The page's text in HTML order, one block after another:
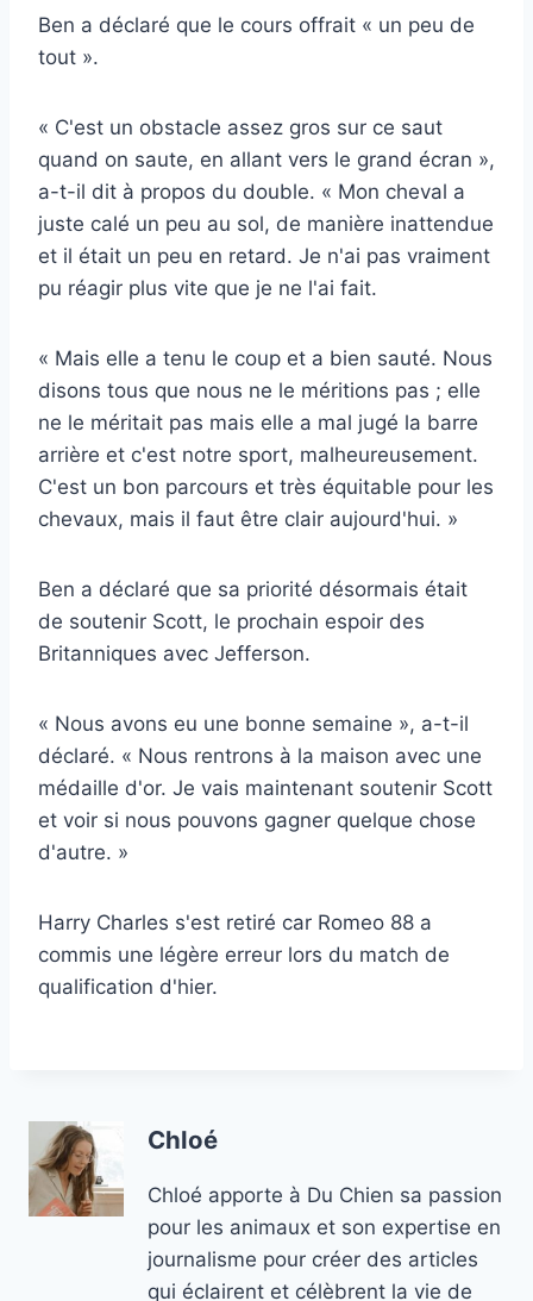
Ben a déclaré que le cours offrait « un peu de
tout ».
« C'est un obstacle assez gros sur ce saut
quand on saute, en allant vers le grand écran »,
a-t-il dit à propos du double. « Mon cheval a
juste calé un peu au sol, de manière inattendue
et il était un peu en retard. Je n'ai pas vraiment
pu réagir plus vite que je ne l'ai fait.
« Mais elle a tenu le coup et a bien sauté. Nous
disons tous que nous ne le méritions pas ; elle
ne le méritait pas mais elle a mal jugé la barre
arrière et c'est notre sport, malheureusement.
C'est un bon parcours et très équitable pour les
chevaux, mais il faut être clair aujourd'hui. »
Ben a déclaré que sa priorité désormais était
de soutenir Scott, le prochain espoir des
Britanniques avec Jefferson.
« Nous avons eu une bonne semaine », a-t-il
déclaré. « Nous rentrons à la maison avec une
médaille d'or. Je vais maintenant soutenir Scott
et voir si nous pouvons gagner quelque chose
d'autre. »
Harry Charles s'est retiré car Romeo 88 a
commis une légère erreur lors du match de
qualification d'hier.
Chloé
Chloé apporte à Du Chien sa passion
pour les animaux et son expertise en
journalisme pour créer des articles
qui éclairent et célèbrent la vie de